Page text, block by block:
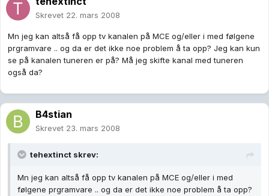
Skrevet 22. mars 2008
Mn jeg kan altså få opp tv kanalen på MCE og/eller i med følgene
prgramvare .. og da er det ikke noe problem å ta opp? Jeg kan kun
se på kanalen tuneren er på? Må jeg skifte kanal med tuneren
også da?
B4stian
Skrevet 23. mars 2008
tehextinct skrev:
Mn jeg kan altså få opp tv kanalen på MCE og/eller i med
følgene prgramvare .. og da er det ikke noe problem å ta opp?